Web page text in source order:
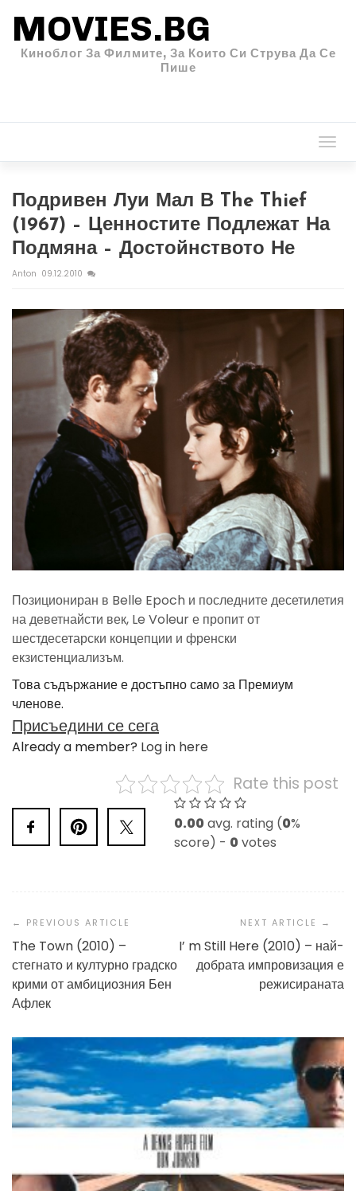
MOVIES.BG
Киноблог За Филмите, За Които Си Струва Да Се
Пише
Подривен Луи Мал В The Thief
(1967) – Ценностите Подлежат На
Подмяна – Достойнството Не
Anton 09.12.2010
Позициониран в Belle Epoch и последните десетилетия
на деветнайсти век, Le Voleur е пропит от
шестдесетарски концепции и френски
екзистенциализъм.
Това съдържание е достъпно само за Премиум
членове.
Присъедини се сега
Already a member? Log in here
Rate this post
0.00avg. rating (0%
score) - 0votes
Navigation
The Town (2010) –
стегнато и културно градско
крими от амбициозния Бен
Афлек
I’ m Still Here (2010) – най-
добрата импровизация е
режисираната